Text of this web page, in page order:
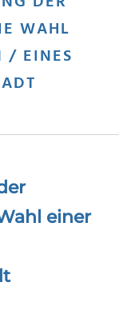
WAHL
/ EINES
einer